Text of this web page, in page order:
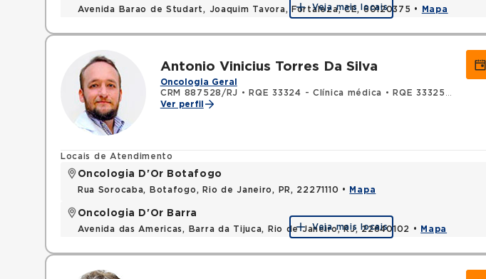
Avenida Barao de Studart, Joaquim Tavora, Fortaleza, CE, 60120375 • Mapa
Veja mais locais
Antonio Vinicius Torres Da Silva
Oncologia Geral
CRM 887528/RJ • RQE 33324 - Clínica médica •
RQE 33325 - Oncologia clínica
Ver perfil
Locais de Atendimento
Oncologia D'Or Botafogo
Rua Sorocaba, Botafogo, Rio de Janeiro, PR, 22271110 • Mapa
Oncologia D'Or Barra
Avenida das Americas, Barra da Tijuca, Rio de Janeiro, RJ, 22640102 • Mapa
Veja mais locais